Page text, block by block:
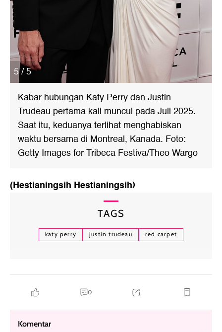
5 / 5
Kabar hubungan Katy Perry dan Justin
Trudeau pertama kali muncul pada Juli 2025.
Saat itu, keduanya terlihat menghabiskan
waktu bersama di Montreal, Kanada. Foto:
Getty Images for Tribeca Festiva/Theo Wargo
(Hestianingsih Hestianingsih)
TAGS
katy perry justin trudeau red carpet
0
Komentar